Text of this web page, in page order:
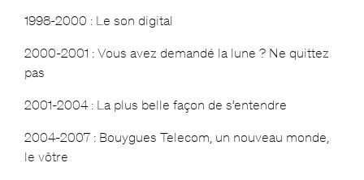
1998-2000 : Le son digital
2000-2001 : Vous avez demandé la lune ? Ne quittez
pas
2001-2004 : La plus belle façon de s’entendre
2004-2007 : Bouygues Telecom, un nouveau monde,
le vôtre